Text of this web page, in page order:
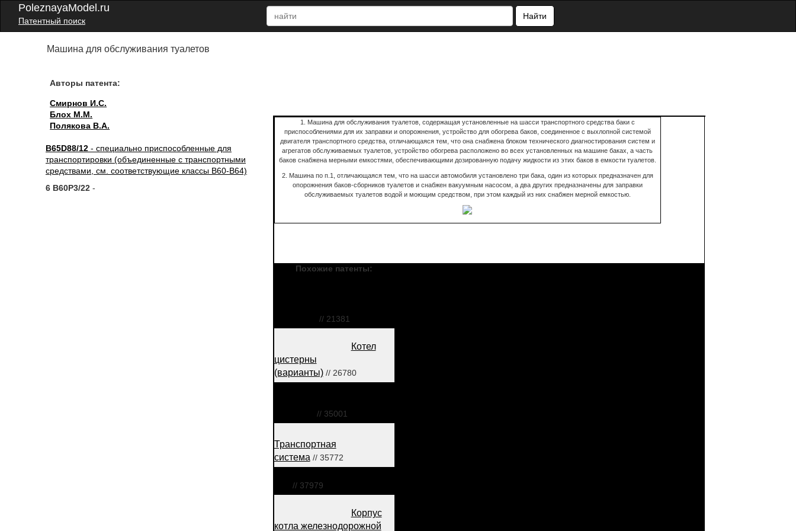
PoleznayaModel.ru
Патентный поиск
Найти
Машина для обслуживания туалетов
Авторы патента:
Смирнов И.С.
Блох М.М.
Полякова В.А.
B65D88/12 - специально приспособленные для
транспортировки (объединенные с транспортными
средствами, см. соответствующие классы B60-B64)
6 B60P3/22 -
1. Машина для обслуживания туалетов, содержащая установленные на шасси транспортного средства баки с
приспособлениями для их заправки и опорожнения, устройство для обогрева баков, соединенное с выхлопной системой
двигателя транспортного средства, отличающаяся тем, что она снабжена блоком технического диагностирования систем и
агрегатов обслуживаемых туалетов, устройство обогрева расположено во всех установленных на машине баках, а часть
баков снабжена мерными емкостями, обеспечивающими дозированную подачу жидкости из этих баков в емкости туалетов.
2. Машина по п.1, отличающаяся тем, что на шасси автомобиля установлено три бака, один из которых предназначен для
опорожнения баков-сборников туалетов и снабжен вакуумным насосом, а два других предназначены для заправки
обслуживаемых туалетов водой и моющим средством, при этом каждый из них снабжен мерной емкостью.
Похожие патенты:
// 21381
Котел
цистерны
(варианты)// 26780
// 35001
Транспортная
система // 35772
// 37979
Корпус
котла железнодорожной